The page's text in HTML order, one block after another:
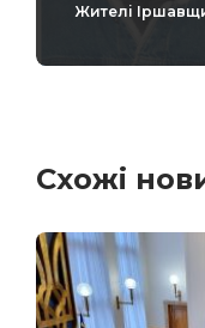
Жителі
Схожі